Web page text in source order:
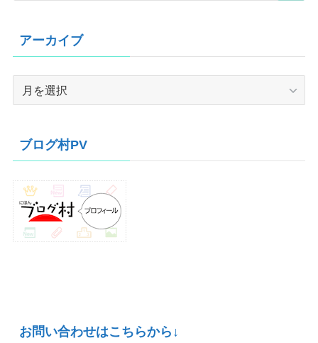
アーカイブ
ブ
ブログ村PV
お問い合わせはこちらから↓